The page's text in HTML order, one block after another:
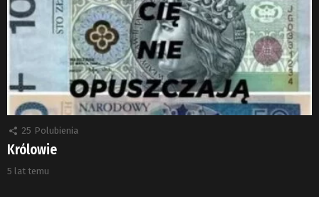
25 Polubienia
Królowie
5 lat temu